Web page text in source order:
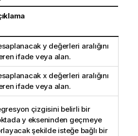
ydeğerleri aralığını
ifade veya alan.
x değerleri aralığını
ifade veya alan.
çizgisini belirli bir
y ekseninden geçmeye
şekilde isteğe bağlı bir